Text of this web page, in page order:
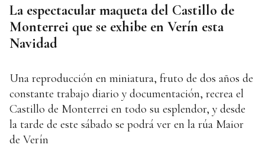
La espectacular maqueta del Castillo de
Monterrei que se exhibe en Verín esta
Navidad
Una reproducción en miniatura, fruto de dos años de
constante trabajo diario y documentación, recrea el
Castillo de Monterrei en todo su esplendor, y desde
la tarde de este sábado se podrá ver en la rúa Maior
de Verín